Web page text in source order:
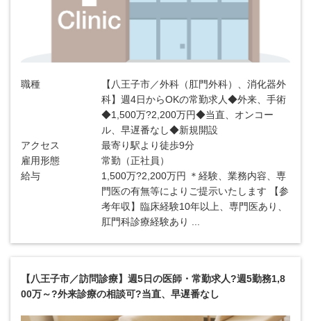
職種
【八王子市／外科（肛門外科）、消化器外
科】週4日からOKの常勤求人◆外来、手術
◆1,500万?2,200万円◆当直、オンコー
ル、早遅番なし◆新規開設
アクセス
最寄り駅より徒歩9分
雇用形態
常勤（正社員）
給与
1,500万?2,200万円 ＊経験、業務内容、専
門医の有無等によりご提示いたします 【参
考年収】臨床経験10年以上、専門医あり、
肛門科診療経験あり ...
【八王子市／訪問診療】週5日の医師・常勤求人?週5勤務1,8
00万～?外来診療の相談可?当直、早遅番なし